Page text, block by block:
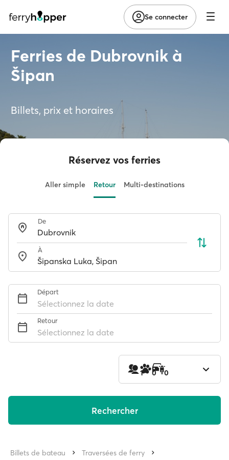
Se connecter
Ferries de Dubrovnik à
Šipan
Billets, prix et horaires
Réservez vos ferries
Aller simple Retour Multi-destinations
De
À
Départ
Sélectionnez la date
Retour
Sélectionnez la date
1 0 0
Rechercher
Billets de bateau
Traversées de ferry